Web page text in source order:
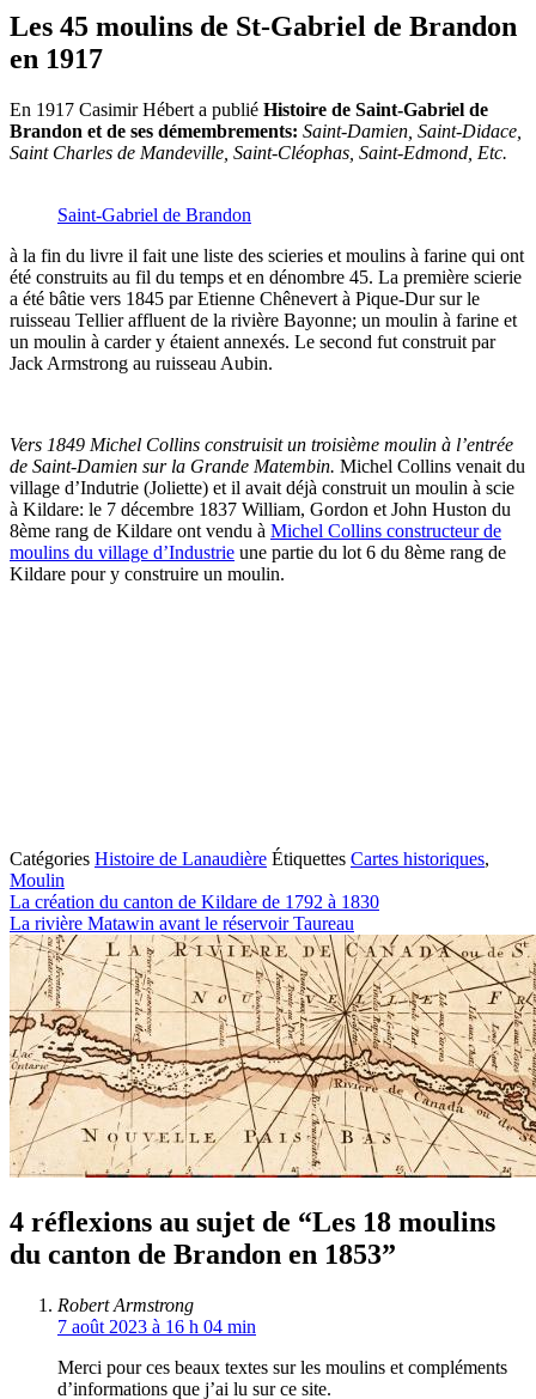
Les 45 moulins de St-Gabriel de Brandon
en 1917
En 1917 Casimir Hébert a publié Histoire de Saint-Gabriel de
Brandon et de ses démembrements: Saint-Damien, Saint-Didace,
Saint Charles de Mandeville, Saint-Cléophas, Saint-Edmond, Etc.
Saint-Gabriel de Brandon
à la fin du livre il fait une liste des scieries et moulins à farine qui ont
été construits au fil du temps et en dénombre 45. La première scierie
a été bâtie vers 1845 par Etienne Chênevert à Pique-Dur sur le
ruisseau Tellier affluent de la rivière Bayonne; un moulin à farine et
un moulin à carder y étaient annexés. Le second fut construit par
Jack Armstrong au ruisseau Aubin.
Vers 1849 Michel Collins construisit un troisième moulin à l’entrée
de Saint-Damien sur la Grande Matembin. Michel Collins venait du
village d’Indutrie (Joliette) et il avait déjà construit un moulin à scie
à Kildare: le 7 décembre 1837 William, Gordon et John Huston du
8ème rang de Kildare ont vendu à Michel Collins constructeur de
moulins du village d’Industrie une partie du lot 6 du 8ème rang de
Kildare pour y construire un moulin.
Catégories Histoire de Lanaudière Étiquettes Cartes historiques,
Moulin
La création du canton de Kildare de 1792 à 1830
La rivière Matawin avant le réservoir Taureau
4 réflexions au sujet de “Les 18 moulins
du canton de Brandon en 1853”
Robert Armstrong
7 août 2023 à 16 h 04 min
Merci pour ces beaux textes sur les moulins et compléments
d’informations que j’ai lu sur ce site.